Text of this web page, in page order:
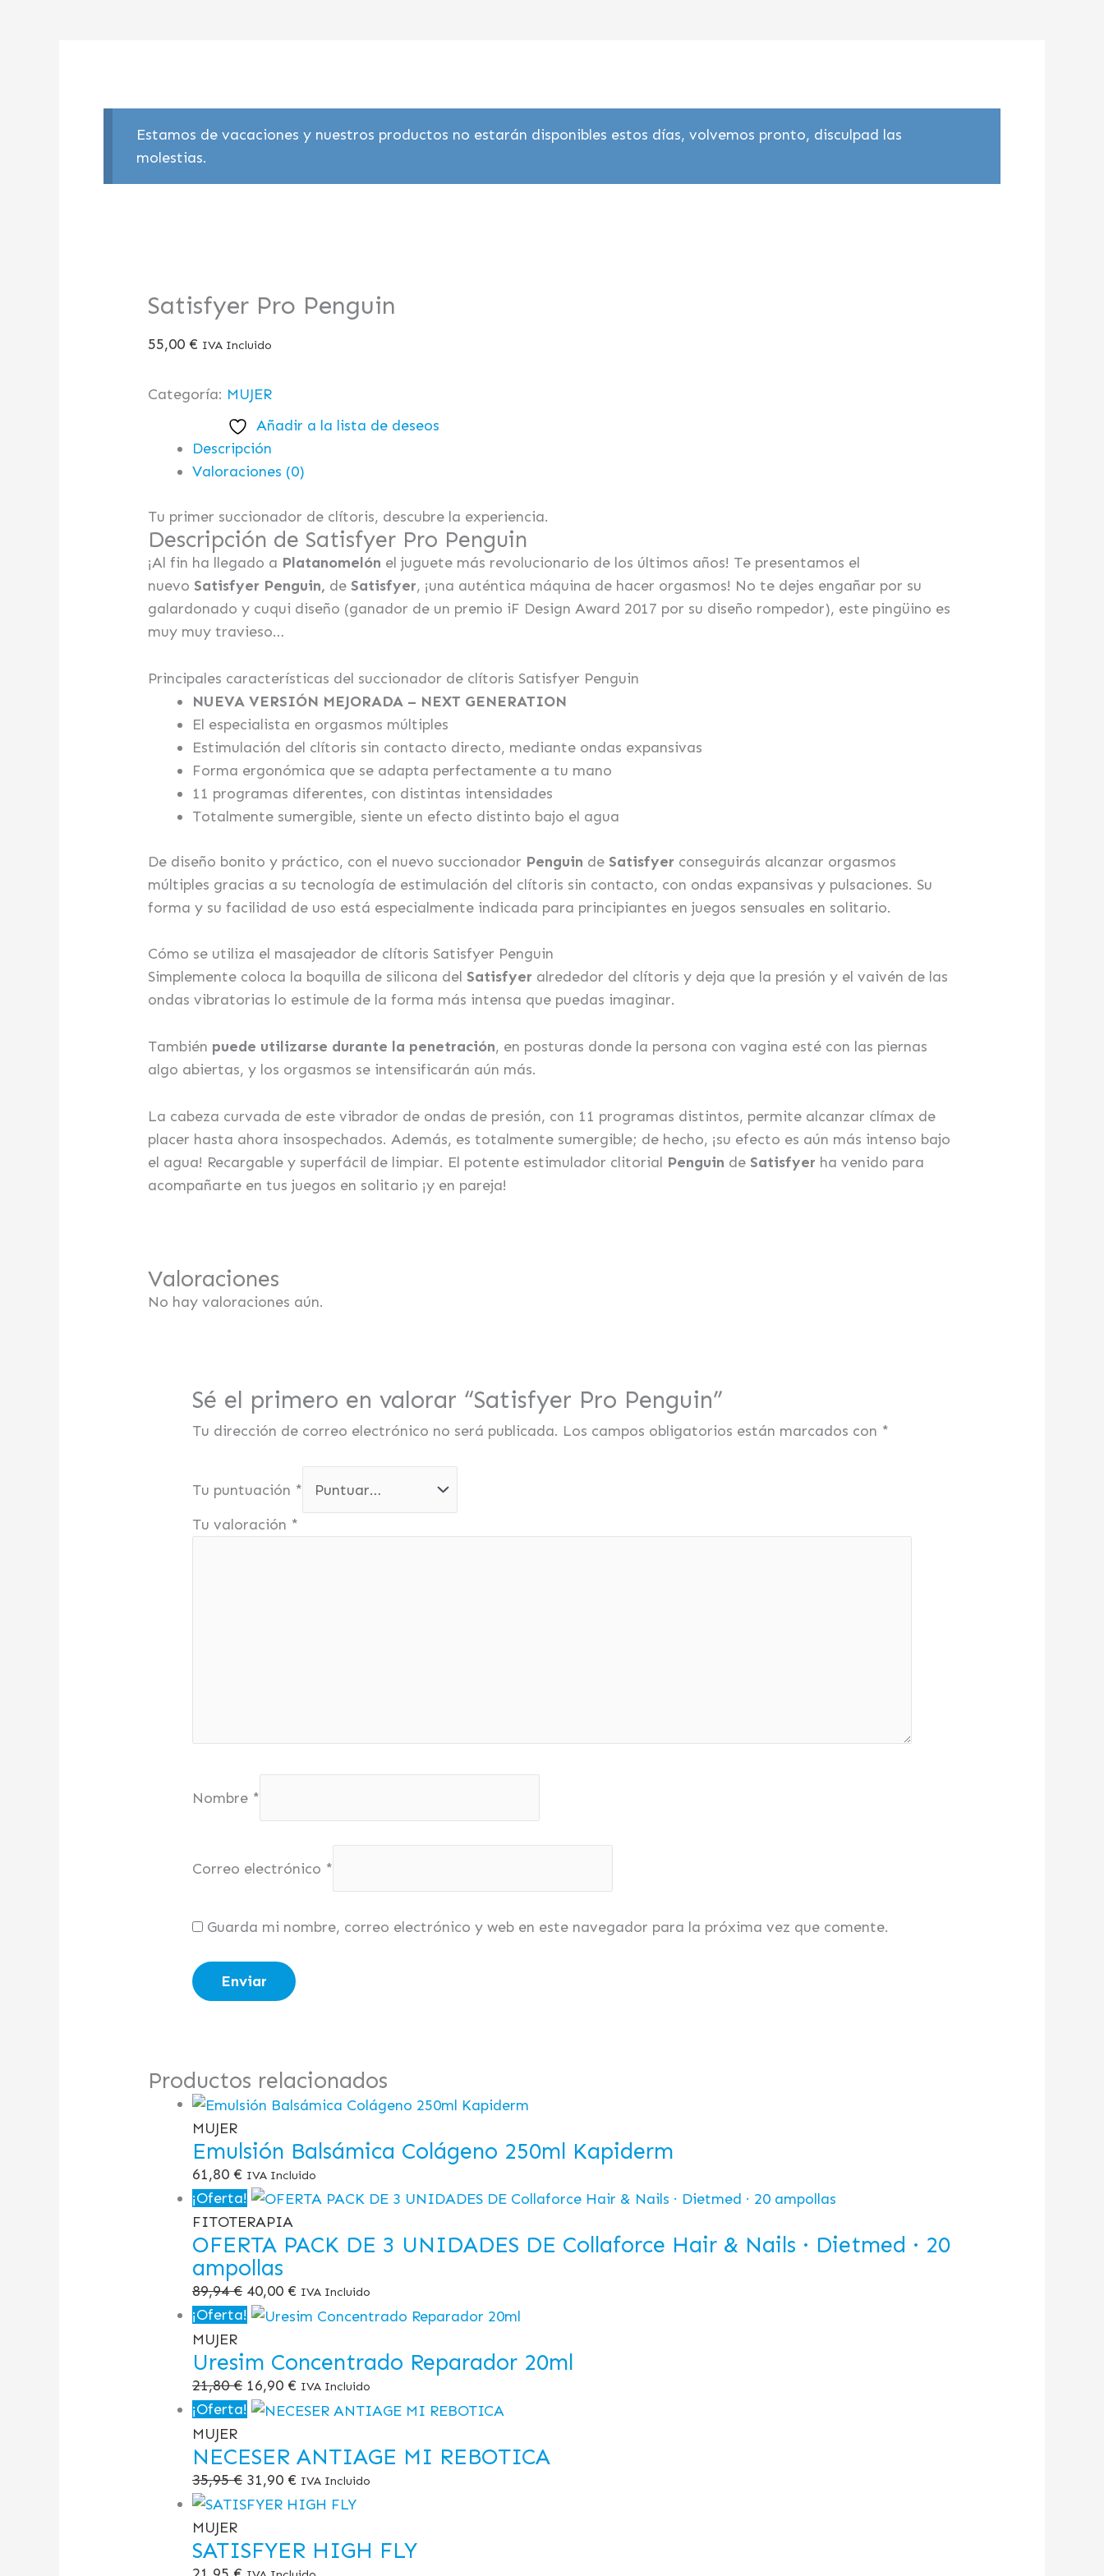
Estamos de vacaciones y nuestros productos no estarán disponibles estos días, volvemos pronto, disculpad las
molestias.
Satisfyer Pro Penguin
55,00 € IVA Incluido
Categoría: MUJER
Añadir a la lista de deseos
Descripción
Valoraciones (0)
Tu primer succionador de clítoris, descubre la experiencia.
Descripción de Satisfyer Pro Penguin
¡Al fin ha llegado a Platanomelón el juguete más revolucionario de los últimos años! Te presentamos el
nuevo Satisfyer Penguin, de Satisfyer, ¡una auténtica máquina de hacer orgasmos! No te dejes engañar por su
galardonado y cuqui diseño (ganador de un premio iF Design Award 2017 por su diseño rompedor), este pingüino es
muy muy travieso…
Principales características del succionador de clítoris Satisfyer Penguin
NUEVA VERSIÓN MEJORADA – NEXT GENERATION
El especialista en orgasmos múltiples
Estimulación del clítoris sin contacto directo, mediante ondas expansivas
Forma ergonómica que se adapta perfectamente a tu mano
11 programas diferentes, con distintas intensidades
Totalmente sumergible, siente un efecto distinto bajo el agua
De diseño bonito y práctico, con el nuevo succionador Penguin de Satisfyer conseguirás alcanzar orgasmos
múltiples gracias a su tecnología de estimulación del clítoris sin contacto, con ondas expansivas y pulsaciones. Su
forma y su facilidad de uso está especialmente indicada para principiantes en juegos sensuales en solitario.
Cómo se utiliza el masajeador de clítoris Satisfyer Penguin
Simplemente coloca la boquilla de silicona del Satisfyer alrededor del clítoris y deja que la presión y el vaivén de las
ondas vibratorias lo estimule de la forma más intensa que puedas imaginar.
También puede utilizarse durante la penetración, en posturas donde la persona con vagina esté con las piernas
algo abiertas, y los orgasmos se intensificarán aún más.
La cabeza curvada de este vibrador de ondas de presión, con 11 programas distintos, permite alcanzar clímax de
placer hasta ahora insospechados. Además, es totalmente sumergible; de hecho, ¡su efecto es aún más intenso bajo
el agua! Recargable y superfácil de limpiar. El potente estimulador clitorial Penguin de Satisfyer ha venido para
acompañarte en tus juegos en solitario ¡y en pareja!
Valoraciones
No hay valoraciones aún.
Sé el primero en valorar “Satisfyer Pro Penguin”
Tu dirección de correo electrónico no será publicada. Los campos obligatorios están marcados con *
Tu puntuación *
Tu valoración *
Nombre *
Correo electrónico *
Guarda mi nombre, correo electrónico y web en este navegador para la próxima vez que comente.
Productos relacionados
MUJER
Emulsión Balsámica Colágeno 250ml Kapiderm
61,80 € IVA Incluido
¡Oferta!
FITOTERAPIA
OFERTA PACK DE 3 UNIDADES DE Collaforce Hair & Nails · Dietmed · 20
ampollas
89,94€ 40,00 € IVA Incluido
¡Oferta!
MUJER
Uresim Concentrado Reparador 20ml
21,80€ 16,90 € IVA Incluido
¡Oferta!
MUJER
NECESER ANTIAGE MI REBOTICA
35,95€ 31,90 € IVA Incluido
MUJER
SATISFYER HIGH FLY